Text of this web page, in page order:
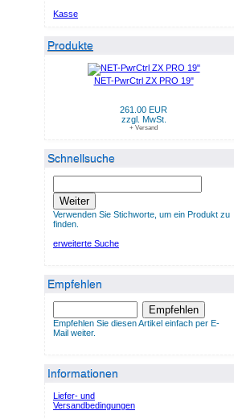
Kasse
Produkte
NET-PwrCtrl ZX PRO 19"
261.00 EUR
zzgl. MwSt.
+ Versand
Schnellsuche
Weiter
Verwenden Sie Stichworte, um ein Produkt zu
finden.
erweiterte Suche
Empfehlen
Empfehlen
Empfehlen Sie diesen Artikel einfach per E-
Mail weiter.
Informationen
Liefer- und
Versandbedingungen